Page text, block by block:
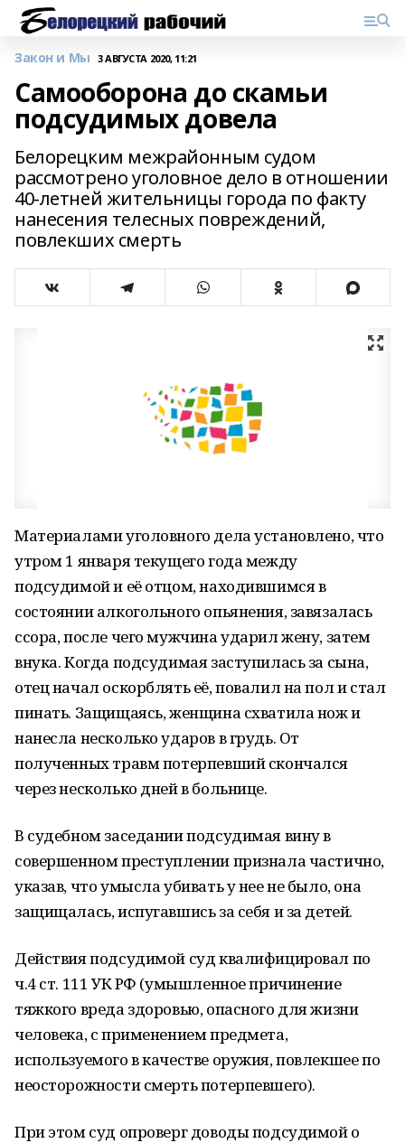
Закон и Мы 3 АВГУСТА 2020, 11:21
Самооборона до скамьи
подсудимых довела
Белорецким межрайонным судом
рассмотрено уголовное дело в отношении
40-летней жительницы города по факту
нанесения телесных повреждений,
повлекших смерть
Материалами уголовного дела установлено, что
утром 1 января текущего года между
подсудимой и её отцом, находившимся в
состоянии алкогольного опьянения, завязалась
ссора, после чего мужчина ударил жену, затем
внука. Когда подсудимая заступилась за сына,
отец начал оскорблять её, повалил на пол и стал
пинать. Защищаясь, женщина схватила нож и
нанесла несколько ударов в грудь. От
полученных травм потерпевший скончался
через несколько дней в больнице.
В судебном заседании подсудимая вину в
совершенном преступлении признала частично,
указав, что умысла убивать у нее не было, она
защищалась, испугавшись за себя и за детей.
Действия подсудимой суд квалифицировал по
ч.4 ст. 111 УК РФ (умышленное причинение
тяжкого вреда здоровью, опасного для жизни
человека, с применением предмета,
используемого в качестве оружия, повлекшее по
неосторожности смерть потерпевшего).
При этом суд опроверг доводы подсудимой о